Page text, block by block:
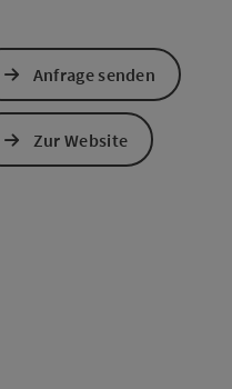
Anfrage senden
Zur Website